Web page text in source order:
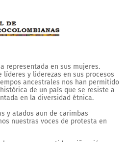
representada en sus mujeres.
líderes y liderezas en sus procesos
ancestrales nos han permitido
de un país que se resiste a
en la diversidad étnica.
y atados aun de carimbas
nuestras voces de protesta en